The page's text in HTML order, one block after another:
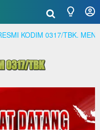
TBK. MENJADI